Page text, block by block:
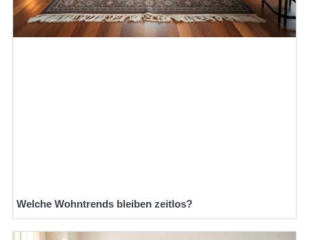
Welche Wohntrends bleiben zeitlos?